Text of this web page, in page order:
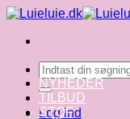
Fortsæt
indhold
Søg
efter:
Log ind
NYHEDER
TILBUD
STOF